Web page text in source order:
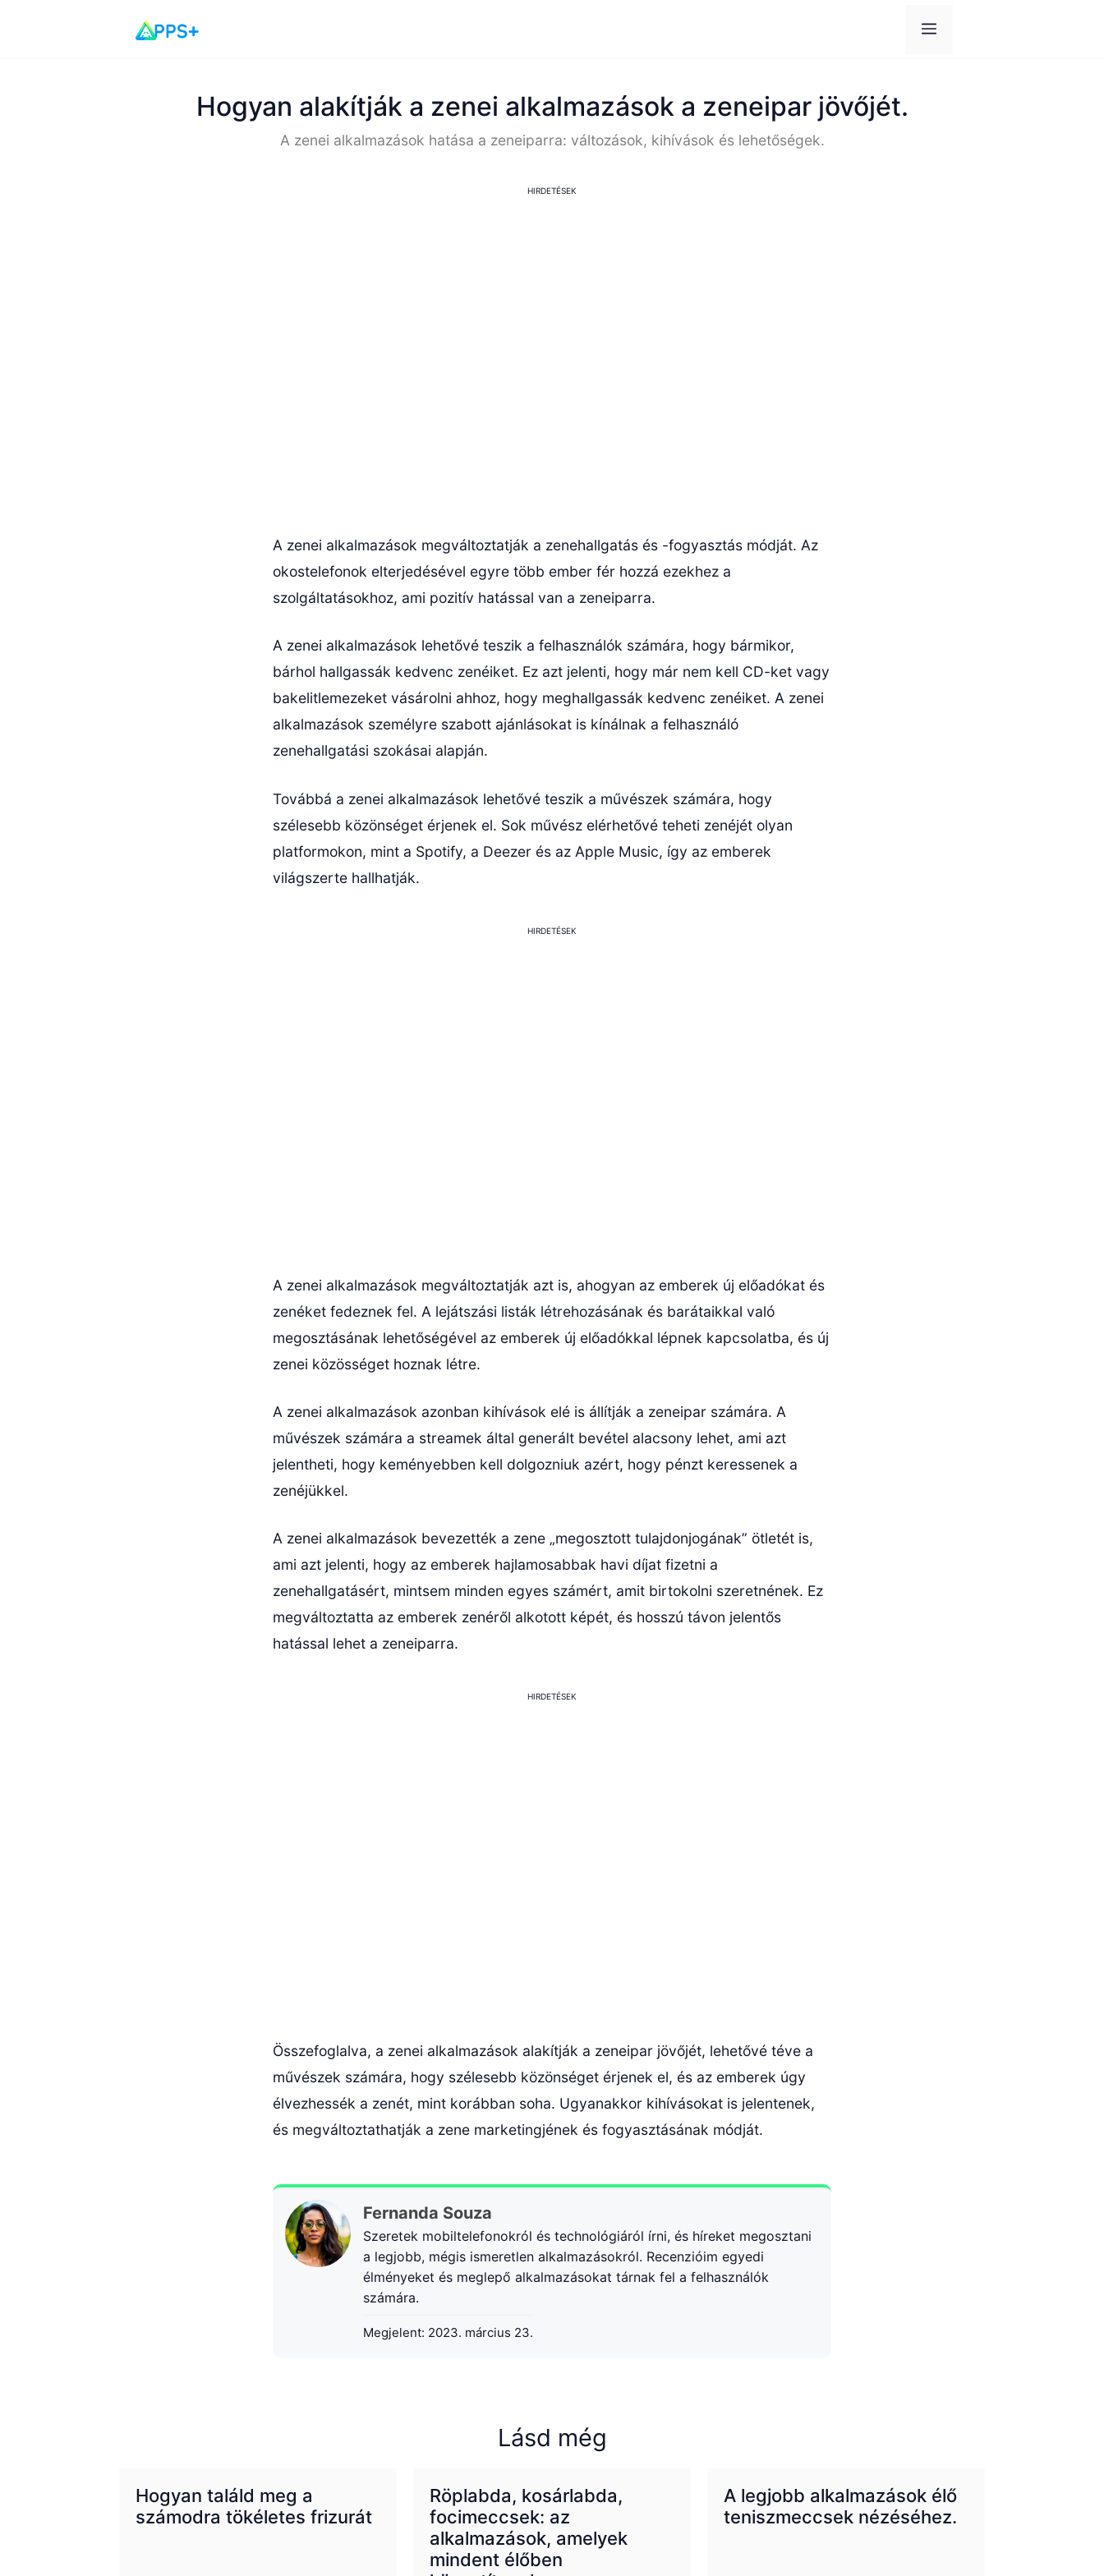
Menü
Hogyan alakítják a zenei alkalmazások a zeneipar jövőjét.
A zenei alkalmazások hatása a zeneiparra: változások, kihívások és lehetőségek.
HIRDETÉSEK
A zenei alkalmazások megváltoztatják a zenehallgatás és -fogyasztás módját. Az
okostelefonok elterjedésével egyre több ember fér hozzá ezekhez a
szolgáltatásokhoz, ami pozitív hatással van a zeneiparra.
A zenei alkalmazások lehetővé teszik a felhasználók számára, hogy bármikor,
bárhol hallgassák kedvenc zenéiket. Ez azt jelenti, hogy már nem kell CD-ket vagy
bakelitlemezeket vásárolni ahhoz, hogy meghallgassák kedvenc zenéiket. A zenei
alkalmazások személyre szabott ajánlásokat is kínálnak a felhasználó
zenehallgatási szokásai alapján.
Továbbá a zenei alkalmazások lehetővé teszik a művészek számára, hogy
szélesebb közönséget érjenek el. Sok művész elérhetővé teheti zenéjét olyan
platformokon, mint a Spotify, a Deezer és az Apple Music, így az emberek
világszerte hallhatják.
HIRDETÉSEK
A zenei alkalmazások megváltoztatják azt is, ahogyan az emberek új előadókat és
zenéket fedeznek fel. A lejátszási listák létrehozásának és barátaikkal való
megosztásának lehetőségével az emberek új előadókkal lépnek kapcsolatba, és új
zenei közösséget hoznak létre.
A zenei alkalmazások azonban kihívások elé is állítják a zeneipar számára. A
művészek számára a streamek által generált bevétel alacsony lehet, ami azt
jelentheti, hogy keményebben kell dolgozniuk azért, hogy pénzt keressenek a
zenéjükkel.
A zenei alkalmazások bevezették a zene „megosztott tulajdonjogának” ötletét is,
ami azt jelenti, hogy az emberek hajlamosabbak havi díjat fizetni a
zenehallgatásért, mintsem minden egyes számért, amit birtokolni szeretnének. Ez
megváltoztatta az emberek zenéről alkotott képét, és hosszú távon jelentős
hatással lehet a zeneiparra.
HIRDETÉSEK
Összefoglalva, a zenei alkalmazások alakítják a zeneipar jövőjét, lehetővé téve a
művészek számára, hogy szélesebb közönséget érjenek el, és az emberek úgy
élvezhessék a zenét, mint korábban soha. Ugyanakkor kihívásokat is jelentenek,
és megváltoztathatják a zene marketingjének és fogyasztásának módját.
Fernanda Souza
Szeretek mobiltelefonokról és technológiáról írni, és híreket megosztani
a legjobb, mégis ismeretlen alkalmazásokról. Recenzióim egyedi
élményeket és meglepő alkalmazásokat tárnak fel a felhasználók
számára.
Megjelent: 2023. március 23.
Lásd még
Hogyan találd meg a
számodra tökéletes frizurát
Röplabda, kosárlabda,
focimeccsek: az
alkalmazások, amelyek
mindent élőben
A legjobb alkalmazások élő
teniszmeccsek nézéséhez.